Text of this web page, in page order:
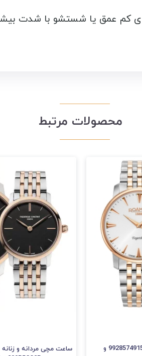
کم عمق یا شستشو با شدت
محصولات مرتبط
ساعت مچی ست رومر مدل 992857491550 و